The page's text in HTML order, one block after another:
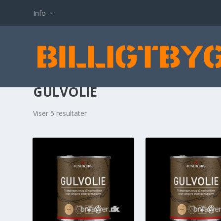
Info
GULVOLIE
Viser 5 resultater